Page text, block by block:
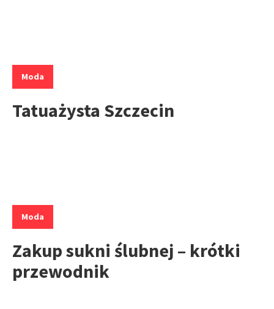
Kategorie:
Moda
Tatuażysta Szczecin
Kategorie:
Moda
Zakup sukni ślubnej – krótki
przewodnik